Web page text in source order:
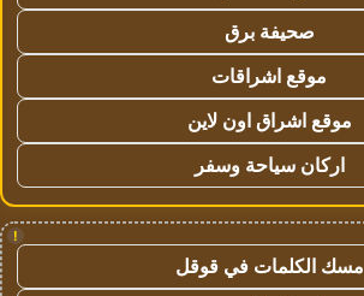
صحيفة برق
موقع اشراقات
موقع اشراق اون لاين
اركان سياحة وسفر
!
مسك الكلمات في قوقل